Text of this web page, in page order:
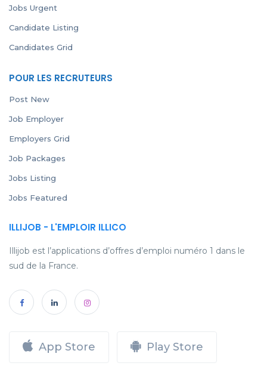
Jobs Urgent
Candidate Listing
Candidates Grid
POUR LES RECRUTEURS
Post New
Job Employer
Employers Grid
Job Packages
Jobs Listing
Jobs Featured
ILLIJOB - L'EMPLOIR ILLICO
Illijob est l’applications d’offres d’emploi numéro 1 dans le
sud de la France.
App Store Play Store